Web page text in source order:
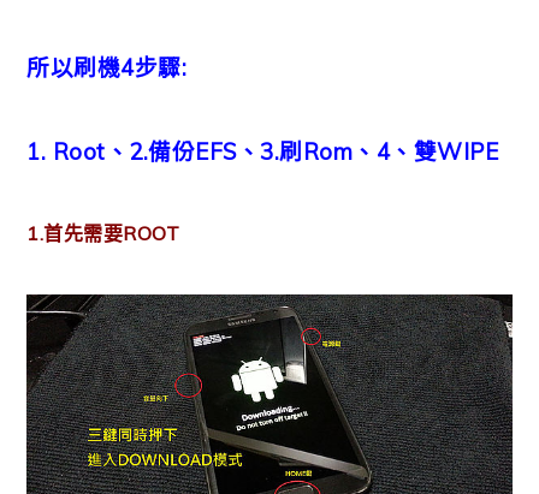
所以刷機4步驟:
1. Root、2.備份EFS、3.刷Rom、4、雙WIPE
1.首先需要ROOT